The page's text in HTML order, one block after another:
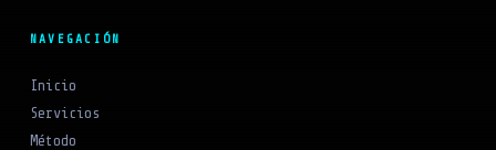
NAVEGACIÓN
Inicio
Servicios
Método